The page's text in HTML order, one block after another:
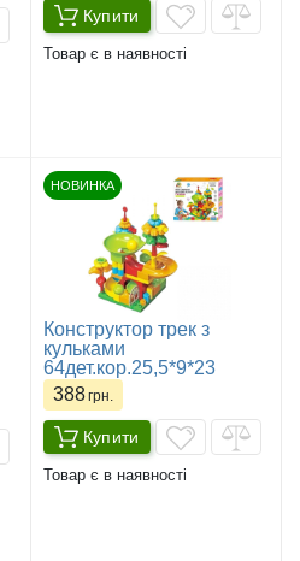
Купити
Товар є в наявності
НОВИНКА
Конструктор трек з
кульками
64дет.кор.25,5*9*23
388грн.
Купити
Товар є в наявності